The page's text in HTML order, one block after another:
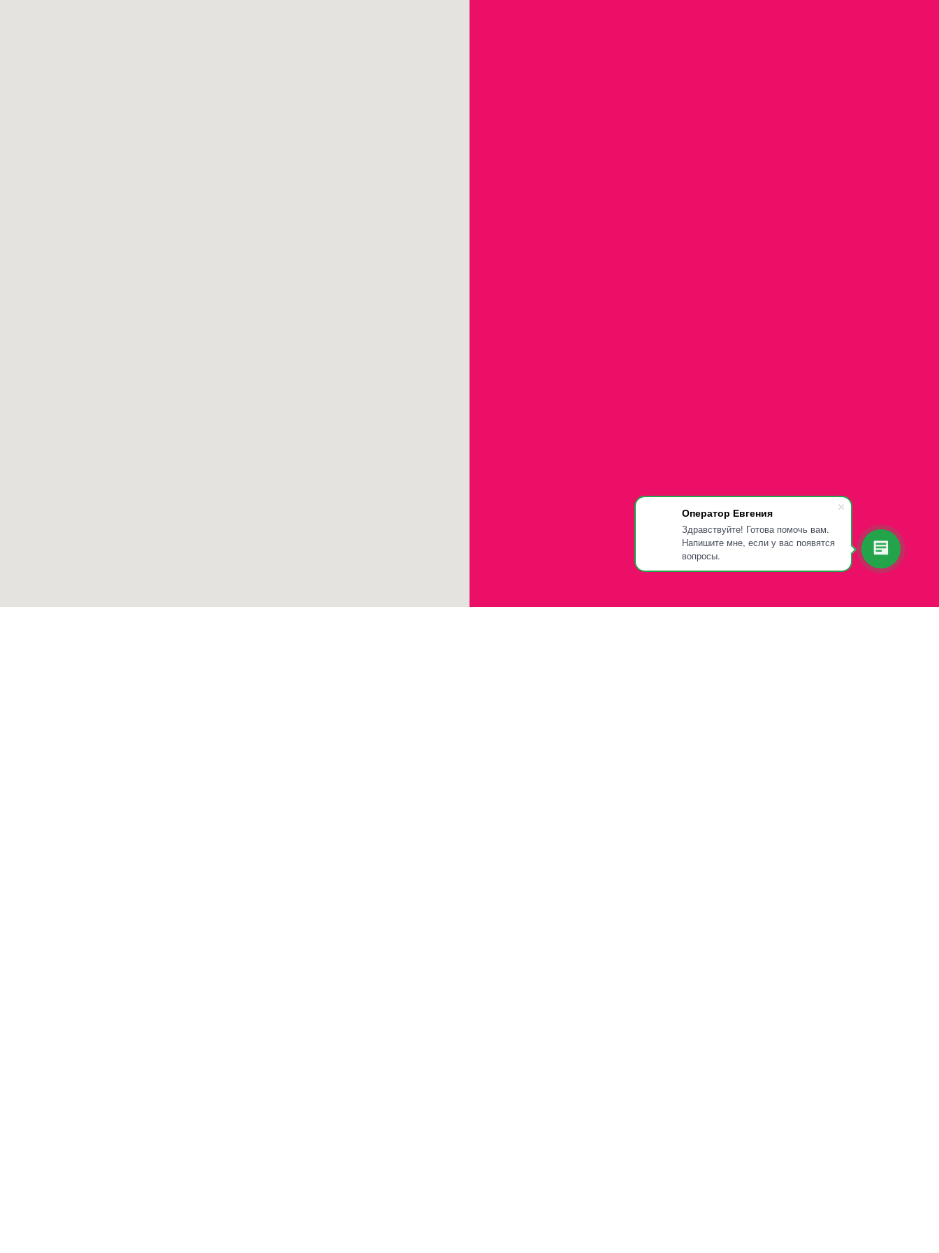
Оператор Евгения
Здравствуйте! Готова помочь вам.
Напишите мне, если у вас появятся
вопросы.